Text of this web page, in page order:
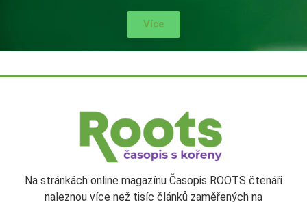
Více
Na stránkách online magazínu Časopis ROOTS čtenáři
naleznou více než tisíc článků zaměřených na